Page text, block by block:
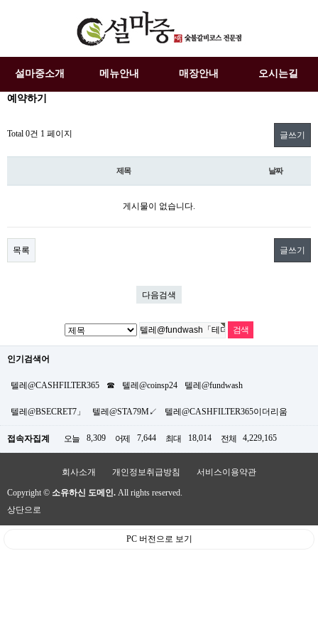
설마중소개 메뉴안내 매장안내 오시는길
예약하기
Total 0건 1 페이지 글쓰기
제목 날짜
게시물이 없습니다.
목록 글쓰기
다음검색
인기검색어
텔레@CASHFILTER365 ☎ 텔레@coinsp24 텔레@fundwash
텔레@BSECRET7」 텔레@STA79M↙ 텔레@CASHFILTER365이더리움
접속자집계 오늘 8,309 어제 7,644 최대 18,014 전체 4,229,165
회사소개 개인정보취급방침 서비스이용약관
Copyright © 소유하신 도메인. All rights reserved.
상단으로
PC 버전으로 보기